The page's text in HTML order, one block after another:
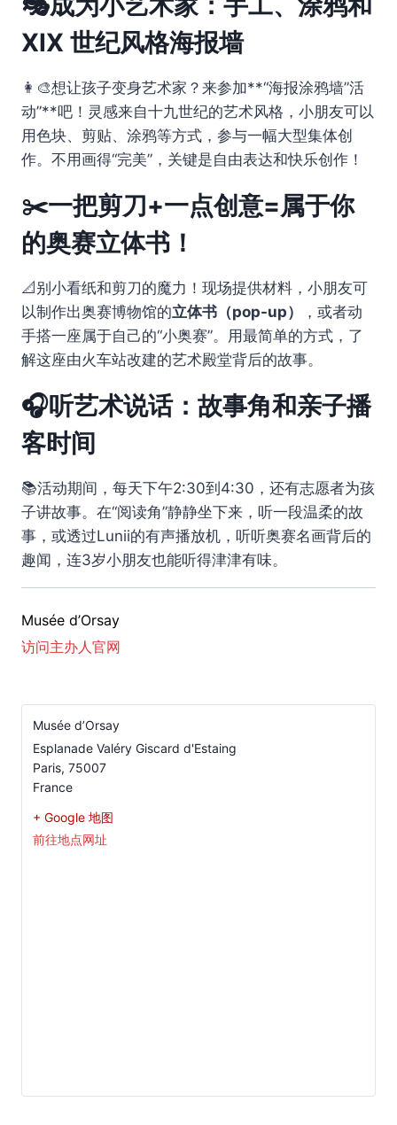
XIX 世纪风格海报墙
👩‍🎨想让孩子变身艺术家？来参加**“海报涂鸦墙”活
动”**吧！灵感来自十九世纪的艺术风格，小朋友可以
用色块、剪贴、涂鸦等方式，参与一幅大型集体创
作。不用画得“完美”，关键是自由表达和快乐创作！
✂️一把剪刀+一点创意=属于你
的奥赛立体书！
📐别小看纸和剪刀的魔力！现场提供材料，小朋友可
以制作出奥赛博物馆的立体书（pop-up）
，或者动
手搭一座属于自己的“小奥赛”。用最简单的方式，了
解这座由火车站改建的艺术殿堂背后的故事。
🎧听艺术说话：故事角和亲子播
客时间
📚活动期间，每天下午2:30到4:30，还有志愿者为孩
子讲故事。在“阅读角”静静坐下来，听一段温柔的故
事，或透过Lunii的有声播放机，听听奥赛名画背后的
趣闻，连3岁小朋友也能听得津津有味。
Musée d’Orsay
访问主办人官网
Musée d’Orsay
Esplanade Valéry Giscard d'Estaing
Paris, 75007
France
+ Google 地图
前往地点网址